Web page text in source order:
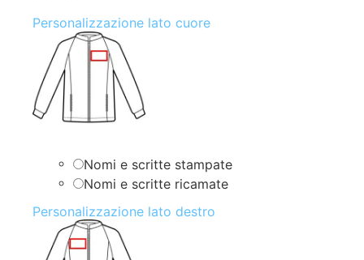
Personalizzazione lato cuore
Nomi e scritte stampate
Nomi e scritte ricamate
Personalizzazione lato destro